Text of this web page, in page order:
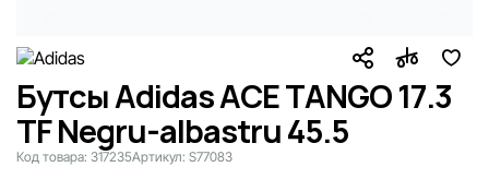
Бутсы Adidas ACE TANGO 17.3
TF Negru-albastru 45.5
Код товара: 317235Артикул: S77083